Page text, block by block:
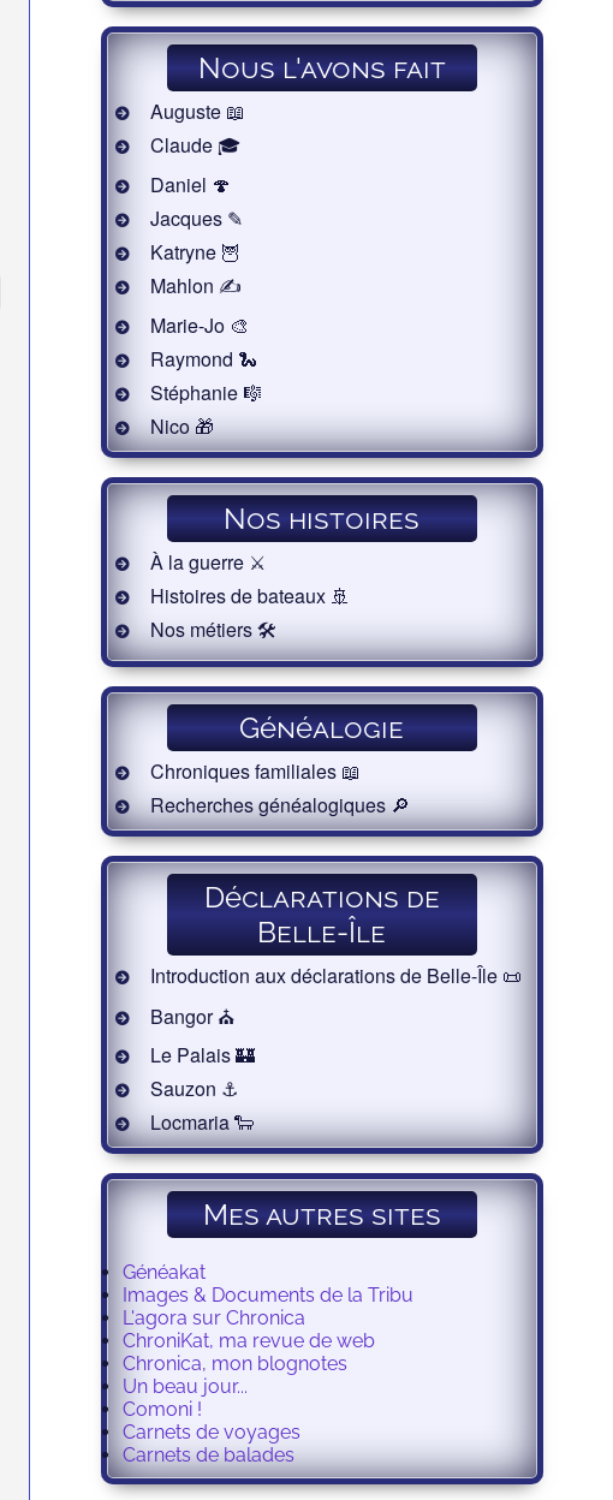
Nous l'avons fait
Auguste 📖
Claude 🎓
Daniel 🍄
Jacques ✎
Katryne 🦉
Mahlon ✍
Marie-Jo 🎨
Raymond 🐍
Stéphanie 🎼
Nico 🎁
Nos histoires
À la guerre ⚔️
Histoires de bateaux 🚢
Nos métiers 🛠
Généalogie
Chroniques familiales 📖
Recherches généalogiques 🔎
Déclarations de
Belle-Île
Introduction aux déclarations de Belle-Île 📜
Bangor ⛪️
Le Palais 🏰
Sauzon ⚓️
Locmaria 🐑
Mes autres sites
Généakat
Images & Documents de la Tribu
L'agora sur Chronica
ChroniKat, ma revue de web
Chronica, mon blognotes
Un beau jour...
Comoni !
Carnets de voyages
Carnets de balades